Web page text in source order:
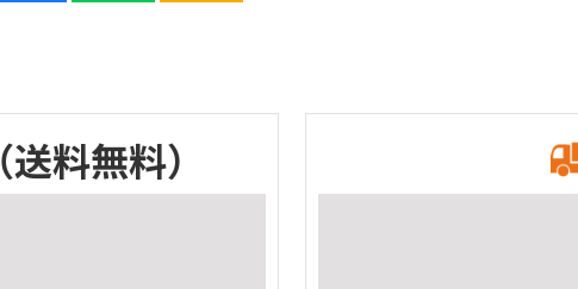
（送料無料）